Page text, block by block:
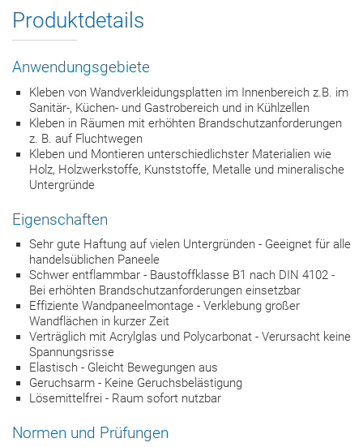
Produktdetails
Anwendungsgebiete
Kleben von Wandverkleidungsplatten im Innenbereich z.B. im
Sanitär-, Küchen- und Gastrobereich und in Kühlzellen
Kleben in Räumen mit erhöhten Brandschutzanforderungen
z. B. auf Fluchtwegen
Kleben und Montieren unterschiedlichster Materialien wie
Holz, Holzwerkstoffe, Kunststoffe, Metalle und mineralische
Untergründe
Eigenschaften
Sehr gute Haftung auf vielen Untergründen - Geeignet für alle
handelsüblichen Paneele
Schwer entflammbar - Baustoffklasse B1 nach DIN 4102 -
Bei erhöhten Brandschutzanforderungen einsetzbar
Effiziente Wandpaneelmontage - Verklebung großer
Wandflächen in kurzer Zeit
Verträglich mit Acrylglas und Polycarbonat - Verursacht keine
Spannungsrisse
Elastisch - Gleicht Bewegungen aus
Geruchsarm - Keine Geruchsbelästigung
Lösemittelfrei - Raum sofort nutzbar
Normen und Prüfungen